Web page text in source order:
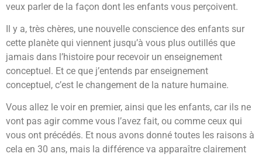
veux parler de la façon dont les enfants vous perçoivent.
Il y a, très chères, une nouvelle conscience des enfants sur
cette planète qui viennent jusqu’à vous plus outillés que
jamais dans l’histoire pour recevoir un enseignement
conceptuel. Et ce que j’entends par enseignement
conceptuel, c’est le changement de la nature humaine.
Vous allez le voir en premier, ainsi que les enfants, car ils ne
vont pas agir comme vous l’avez fait, ou comme ceux qui
vous ont précédés. Et nous avons donné toutes les raisons à
cela en 30 ans, mais la différence va apparaître clairement